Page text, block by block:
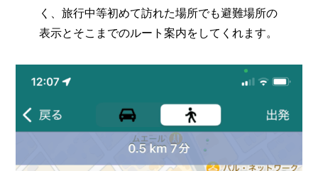
く、旅行中等初めて訪れた場所でも避難場所の
表示とそこまでのルート案内をしてくれます。